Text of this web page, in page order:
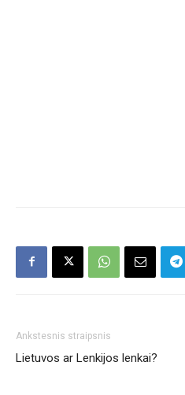
Ankstesnis straipsnis
Lietuvos ar Lenkijos lenkai?